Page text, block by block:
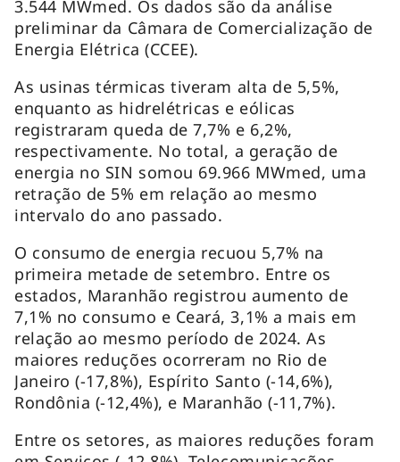
3.544 MWmed. Os dados são da análise
preliminar da Câmara de Comercialização de
Energia Elétrica (CCEE).
As usinas térmicas tiveram alta de 5,5%,
enquanto as hidrelétricas e eólicas
registraram queda de 7,7% e 6,2%,
respectivamente. No total, a geração de
energia no SIN somou 69.966 MWmed, uma
retração de 5% em relação ao mesmo
intervalo do ano passado.
O consumo de energia recuou 5,7% na
primeira metade de setembro. Entre os
estados, Maranhão registrou aumento de
7,1% no consumo e Ceará, 3,1% a mais em
relação ao mesmo período de 2024. As
maiores reduções ocorreram no Rio de
Janeiro (-17,8%), Espírito Santo (-14,6%),
Rondônia (-12,4%), e Maranhão (-11,7%).
Entre os setores, as maiores reduções foram